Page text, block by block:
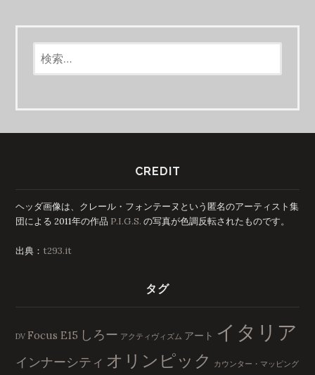
索:
CREDIT
ヘッダ画像は、クレール・フォンテーヌという匿名のアーティスト集
団による 2011年の作品 P.I.G.S. の写真が色調反転されたものです。
出典： t293.it
タグ
DV Focus E15 しろー アクティヴィズム アート イタリア
インナーシティ オリンピック カウンター・マッピング